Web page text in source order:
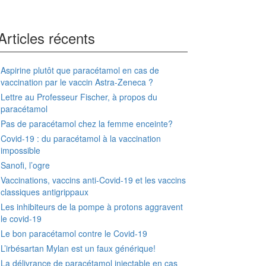
récents
Aspirine plutôt que paracétamol en cas de
vaccination par le vaccin Astra-Zeneca ?
Lettre au Professeur Fischer, à propos du
paracétamol
Pas de paracétamol chez la femme enceinte?
Covid-19 : du paracétamol à la vaccination
impossible
Sanofi, l’ogre
Vaccinations, vaccins anti-Covid-19 et les vaccins
classiques antigrippaux
Les inhibiteurs de la pompe à protons aggravent
le covid-19
Le bon paracétamol contre le Covid-19
L’irbésartan Mylan est un faux générique!
La délivrance de paracétamol injectable en cas